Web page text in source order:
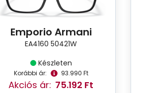
Emporio Armani
EA4160 50421W
Készleten
Korábbi ár: 93.990 Ft
Akciós ár: 75.192 Ft